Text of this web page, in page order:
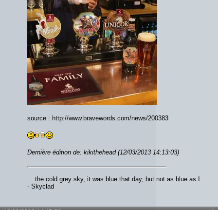
source : http://www.bravewords.com/news/200383
Dernière édition de: kikithehead (12/03/2013 14:13:03)
... the cold grey sky, it was blue that day, but not as blue as I ...
- Skyclad